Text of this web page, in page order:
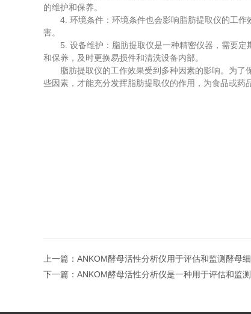
的维护和保养。
4. 环境条件：环境条件也会影响脂肪提取仪的工作
害。
5. 设备维护：脂肪提取仪是一种精密仪器，需要定
和保养，及时更换易损件和清洗设备内部。
脂肪提取仪的工作效果受到多种因素的影响。为了
些因素，才能充分发挥脂肪提取仪的作用，为食品或药
上一篇： ANKOM酵母活性分析仪用于评估和监测酵母
下一篇： ANKOM酵母活性分析仪是一种用于评估和监